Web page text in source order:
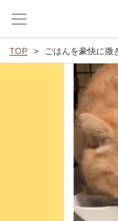
TOP ごはんを豪快に撒き散